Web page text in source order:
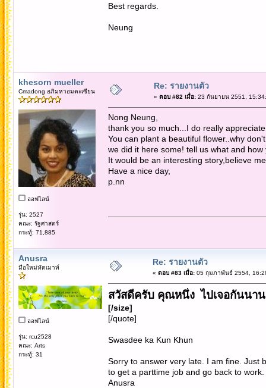
Best regards.
Neung
khesorn mueller
Cmadong อภิมหาอมตะเซียน
ออฟไลน์
รุ่น: 2527
คณะ: รัฐศาสตร์
กระทู้: 71,885
Re: รายงานตัว
« ตอบ #82 เมื่อ:23 กันยายน 2551,
Nong Neung,
thank you so much...I do really
You can plant a beautiful flower..why
we did it here some! tell us what and
It would be an interesting story,believe
Have a nice day,
p.nn
Anusra
มือใหม่หัดเมาท์
ออฟไลน์
รุ่น: rcu2528
คณะ: Arts
กระทู้: 31
Re: รายงานตัว
« ตอบ #83 เมื่อ:05 กุมภาพันธ์ 2554,
สวัสดีครับ คุณหนึ่ง ไปเจอกันนา
[/size]
[/quote]
Swasdee ka Kun Khun
Sorry to answer very late. I am fine. Just
to get a parttime job and go back to
Anusra